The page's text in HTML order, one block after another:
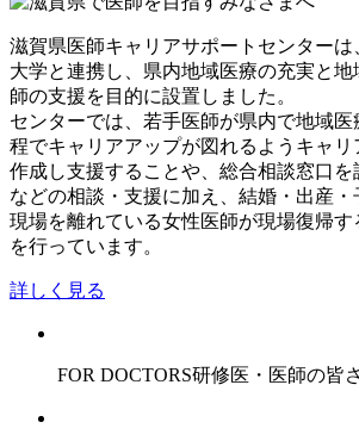
滋賀県医師キャリアサポートセンター
大学と連携し、県内地域医療の充実と
師の支援を目的に設置しました。
センターでは、若手医師が県内で地域
程でキャリアアップが図れるようキャ
作成し支援することや、総合相談窓口
などの相談・支援に加え、結婚・出産
現場を離れている女性医師が現場復帰
を行っています。
詳しく見る
FOR DOCTORS研修医・医師の皆